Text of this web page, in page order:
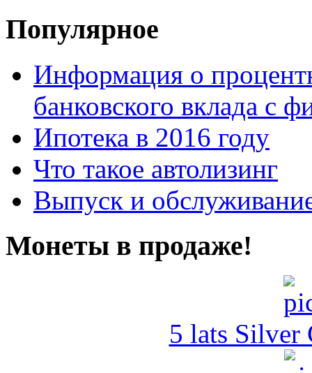
Популярное
Информация о
банковского вклада с
Ипотека в 2016 году
Что такое автолизинг
Выпуск и
Монеты в продаже!
5 lats Silver